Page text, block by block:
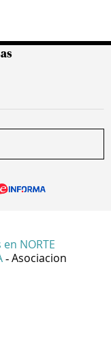
NORTE
- Asociacion